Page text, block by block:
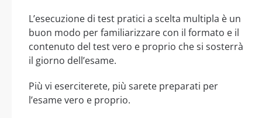
L’esecuzione di test pratici a scelta multipla è un
buon modo per familiarizzare con il formato e il
contenuto del test vero e proprio che si sosterrà
il giorno dell’esame.
Più vi eserciterete, più sarete preparati per
l’esame vero e proprio.